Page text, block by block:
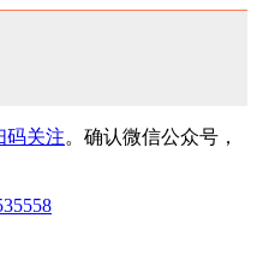
码关注。确认微信公众号，
5558